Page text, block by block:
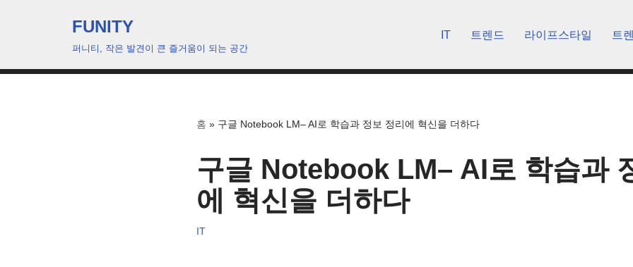
츠
FUNITY
퍼니티, 작은 발견이 큰 즐거움이 되는 공간
IT 트렌드 라이프스타일 트
홈 » 구글 Notebook LM– AI로 학습과 정보 정리에 혁신을 더하다
구글 Notebook LM– AI로 학습과
에 혁신을 더하다
IT